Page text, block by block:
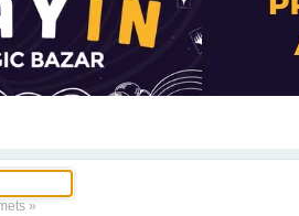
»